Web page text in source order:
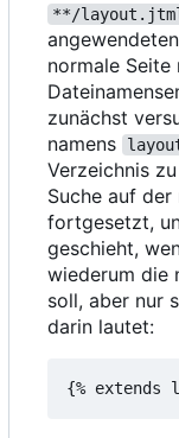
**/
normale Seite
zunächst
namens
Verzeichnis
Suche auf der
fortgesetzt,
geschieht,
wiederum die
soll, aber nur
darin lautet: